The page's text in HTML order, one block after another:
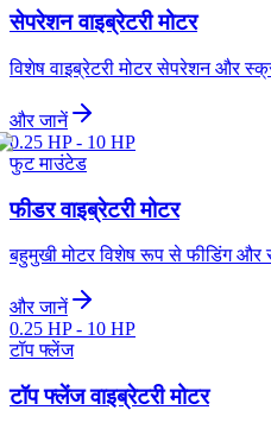
सेपरेशन वाइब्रेटरी मोटर
विशेष वाइब्रेटरी मोटर सेपरेशन और
और जानें
0.25 HP - 10 HP
फुट माउंटेड
फीडर वाइब्रेटरी मोटर
बहुमुखी मोटर विशेष रूप से फीडिंग
और जानें
0.25 HP - 10 HP
टॉप फ्लेंज
टॉप फ्लेंज वाइब्रेटरी मोटर